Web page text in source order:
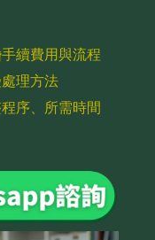
續費用與流程
理方法
序、所需時間